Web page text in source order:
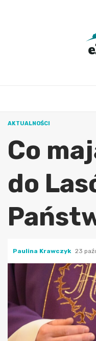
AKTUALNOŚCI
Co
do
Paulina Krawczyk 23